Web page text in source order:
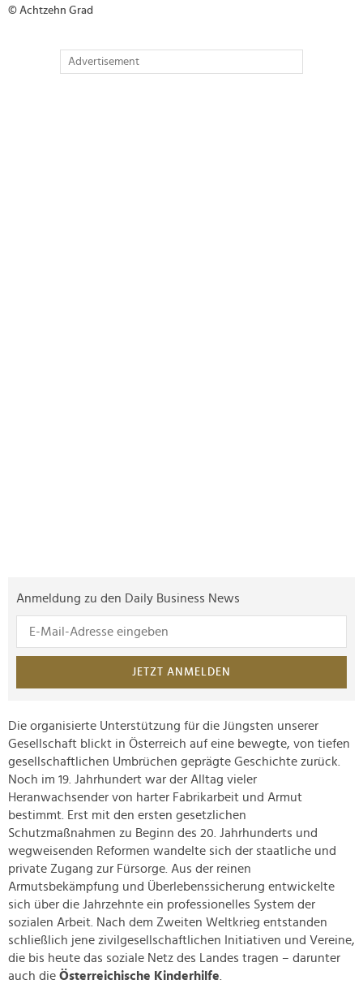
© Achtzehn Grad
Advertisement
Anmeldung zu den Daily Business News
JETZT ANMELDEN
Die organisierte Unterstützung für die Jüngsten unserer
Gesellschaft blickt in Österreich auf eine bewegte, von tiefen
gesellschaftlichen Umbrüchen geprägte Geschichte zurück.
Noch im 19. Jahrhundert war der Alltag vieler
Heranwachsender von harter Fabrikarbeit und Armut
bestimmt. Erst mit den ersten gesetzlichen
Schutzmaßnahmen zu Beginn des 20. Jahrhunderts und
wegweisenden Reformen wandelte sich der staatliche und
private Zugang zur Fürsorge. Aus der reinen
Armutsbekämpfung und Überlebenssicherung entwickelte
sich über die Jahrzehnte ein professionelles System der
sozialen Arbeit. Nach dem Zweiten Weltkrieg entstanden
schließlich jene zivilgesellschaftlichen Initiativen und Vereine,
die bis heute das soziale Netz des Landes tragen – darunter
auch die Österreichische Kinderhilfe